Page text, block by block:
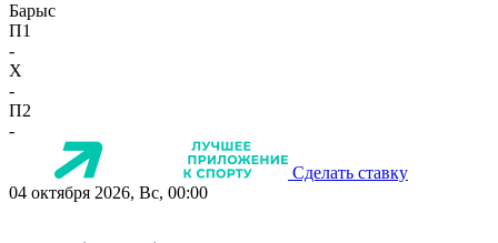
Барыс
П1
-
X
-
П2
-
Сделать ставку
04 октября 2026, Вс, 00:00